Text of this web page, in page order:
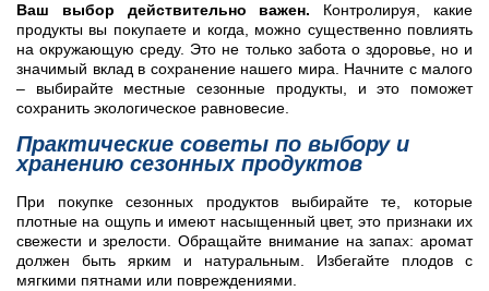
Ваш выбор действительно важен. Контролируя, какие
продукты вы покупаете и когда, можно существенно повлиять
на окружающую среду. Это не только забота о здоровье, но и
значимый вклад в сохранение нашего мира. Начните с малого
– выбирайте местные сезонные продукты, и это поможет
сохранить экологическое равновесие.
Практические советы по выбору и
хранению сезонных продуктов
При покупке сезонных продуктов выбирайте те, которые
плотные на ощупь и имеют насыщенный цвет, это признаки их
свежести и зрелости. Обращайте внимание на запах: аромат
должен быть ярким и натуральным. Избегайте плодов с
мягкими пятнами или повреждениями.